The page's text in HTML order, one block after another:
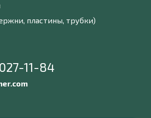
пластины, трубки)
11-84